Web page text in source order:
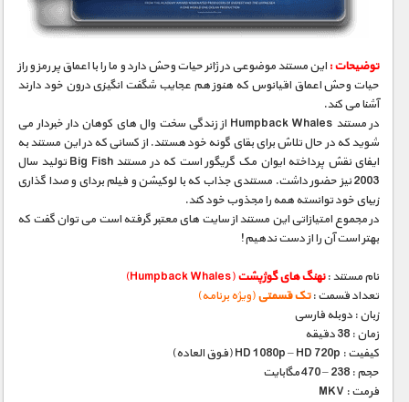
توضیحات : این مستند موضوعی در ژانر حیات وحش دارد و ما را با اعماق پر رمز و راز
حیات وحش اعماق اقیانوس که هنوز هم عجایب شگفت انگیزی درون خود دارند
آشنا می کند.
در مستند Humpback Whales از زندگی سخت وال های کوهان دار خبردار می
شوید که در حال تلاش برای بقای گونه خود هستند. از کسانی که در این مستند به
ایفای نقش پرداخته ایوان مک گریگور است که در مستند Big Fish تولید سال
2003 نیز حضور داشت. مستندی جذاب که با لوکیشن و فیلم بردای و صدا گذاری
زیبای خود توانسته همه را مجذوب خود کند.
در مجموع امتیازاتی این مستند از سایت های معتبر گرفته است می توان گفت که
بهتر است آن را از دست ندهیم!
نام مستند :نهنگ های گوژپشت(Humpback Whales)
تعداد قسمت :تک قسمتی(ویژه برنامه)
زبان : دوبله فارسی
زمان : 38 دقیقه
کیفیت : HD 1080p – HD 720p (فوق العاده)
حجم : 238 – 470 مگابایت
فرمت : MKV